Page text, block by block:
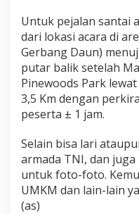
Untuk pejalan santai
dari lokasi acara di
Gerbang Daun)
putar balik setelah
Pinewoods Park
3,5 Km dengan
peserta ± 1 jam.
Selain bisa lari
armada TNI, dan
untuk foto-foto.
UMKM dan lain-lain
(as)